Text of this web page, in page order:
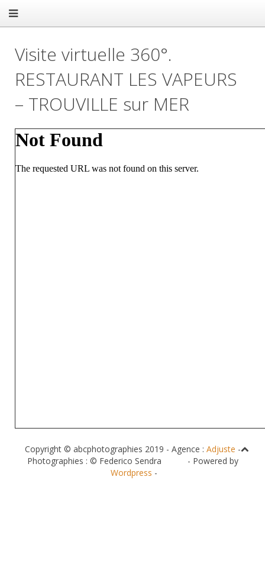
Visite virtuelle 360°.
RESTAURANT LES VAPEURS
– TROUVILLE sur MER
Copyright © abcphotographies 2019 - Agence : Adjuste -
Photographies : © Federico Sendra - Powered by
Wordpress -